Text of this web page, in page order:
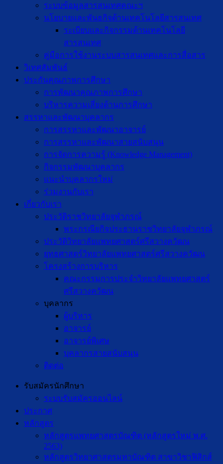
ระบบข้อมูลสารสนเทศคณะฯ
นโยบายและพันธกิจด้านเทคโนโลยีสารสนเทศ
ระเบียบและกิจกรรมด้านเทคโนโลยี
สารสนเทศ
คู่มือการใช้งานระบบสารสนเทศและการสื่อสาร
วิเทศสัมพันธ์
ประกันคุณภาพการศึกษา
การพัฒนาคุณภาพการศึกษา
บริหารความเสี่ยงด้านการศึกษา
สรรหาและพัฒนาบุคลากร
การสรรหาและพัฒนาอาจารย์
การสรรหาและพัฒนาสายสนับสนุน
การจัดการความรู้ (Knowledge Management)
กิจกรรมพัฒนาบุคลากร
แนะนำบุคลากรใหม่
ร่วมงานกับเรา
เกี่ยวกับเรา
ประวัติราชวิทยาลัยจุฬาภรณ์
พระกรณียกิจประธานราชวิทยาลัยจุฬาภรณ์
ประวัติวิทยาลัยแพทยศาสตร์ศรีสวางควัฒน
ยุทธศาสตร์วิทยาลัยแพทยศาสตร์ศรีสวางควัฒน
โครงสร้างการบริหาร
คณะกรรมการประจำวิทยาลัยแพทยศาสตร์
ศรีสวางควัฒน
บุคลากร
ผู้บริหาร
อาจารย์
อาจารย์พิเศษ
บุคลากรสายสนับสนุน
ติดต่อ
รับสมัครนักศึกษา
ระบบรับสมัครออนไลน์
ประกาศ
หลักสูตร
หลักสูตรแพทยศาสตรบัณฑิต (หลักสูตรใหม่ พ.ศ.
2563)
หลักสูตรวิทยาศาสตรมหาบัณฑิต สาขาวิชาฟิสิกส์